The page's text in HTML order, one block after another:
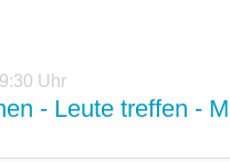
Uhr
- Leute treffen -